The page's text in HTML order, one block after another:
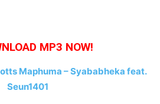
MP3 NOW!
Maphuma – Syababheka feat.
Seun1401